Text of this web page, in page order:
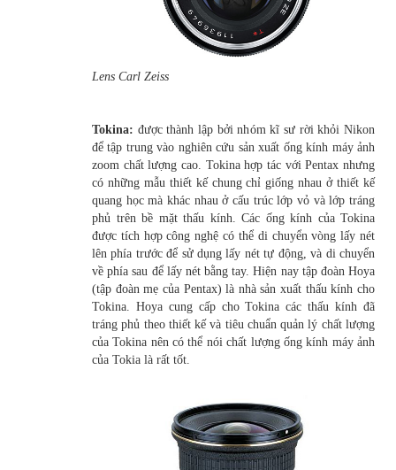
Lens Carl Zeiss
Tokina: được thành lập bởi nhóm kĩ sư rời khỏi Nikon
để tập trung vào nghiên cứu sản xuất ống kính máy ảnh
zoom chất lượng cao. Tokina hợp tác với Pentax nhưng
có những mẫu thiết kế chung chỉ giống nhau ở thiết kế
quang học mà khác nhau ở cấu trúc lớp vỏ và lớp tráng
phủ trên bề mặt thấu kính. Các ống kính của Tokina
được tích hợp công nghệ có thể di chuyển vòng lấy nét
lên phía trước để sử dụng lấy nét tự động, và di chuyển
về phía sau để lấy nét bằng tay. Hiện nay tập đoàn Hoya
(tập đoàn mẹ của Pentax) là nhà sản xuất thấu kính cho
Tokina. Hoya cung cấp cho Tokina các thấu kính đã
tráng phủ theo thiết kế và tiêu chuẩn quản lý chất lượng
của Tokina nên có thể nói chất lượng ống kính máy ảnh
của Tokia là rất tốt.